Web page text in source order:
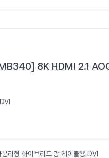
8K HDMI 2.1
DVI
형 하이브리드 광 케이블용 DVI